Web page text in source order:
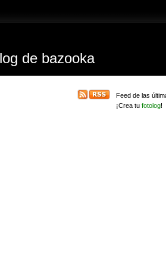
de bazooka
Feedde las
¡Crea tu fotolog!